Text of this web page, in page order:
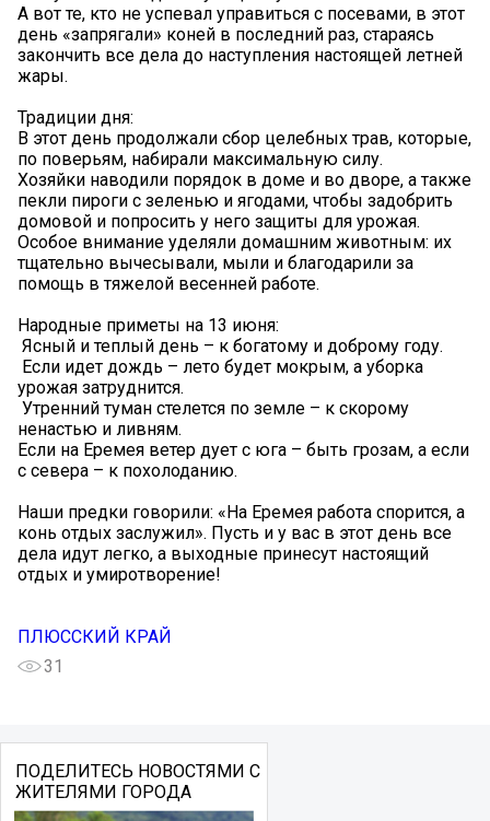
А вот те, кто не успевал управиться с посевами, в этот
день «запрягали» коней в последний раз, стараясь
закончить все дела до наступления настоящей летней
жары.
Традиции дня:
В этот день продолжали сбор целебных трав, которые,
по поверьям, набирали максимальную силу.
Хозяйки наводили порядок в доме и во дворе, а также
пекли пироги с зеленью и ягодами, чтобы задобрить
домовой и попросить у него защиты для урожая.
Особое внимание уделяли домашним животным: их
тщательно вычесывали, мыли и благодарили за
помощь в тяжелой весенней работе.
Народные приметы на 13 июня:
️ Ясный и теплый день – к богатому и доброму году.
️ Если идет дождь – лето будет мокрым, а уборка
урожая затруднится.
️ Утренний туман стелется по земле – к скорому
ненастью и ливням.
Если на Еремея ветер дует с юга – быть грозам, а если
с севера – к похолоданию.
Наши предки говорили: «На Еремея работа спорится, а
конь отдых заслужил». Пусть и у вас в этот день все
дела идут легко, а выходные принесут настоящий
отдых и умиротворение!
ПЛЮССКИЙ КРАЙ
31
ПОДЕЛИТЕСЬ НОВОСТЯМИ С
ЖИТЕЛЯМИ ГОРОДА